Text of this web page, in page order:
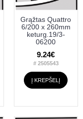
Grąžtas Quattro
6/200 x 260mm
keturg.19/3-
06200
9.24€
# 2505543
Į KREPŠELĮ